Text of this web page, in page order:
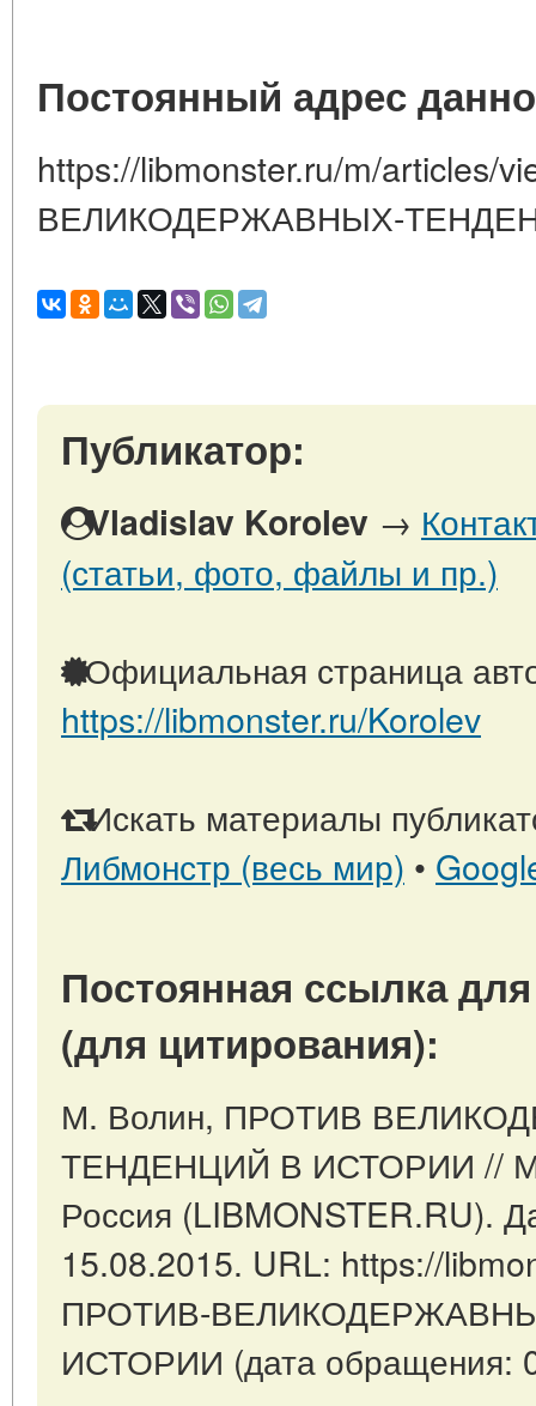
Постоянный адрес
https://libmonster.ru/m/articles/
ВЕЛИКОДЕРЖАВНЫХ-
Публикатор:
Vladislav Korolev →
(статьи, фото, файлы и пр.)
Официальная страница
https://libmonster.ru/Korolev
Искать материалы
Либмонстр (весь мир) •
Постоянная ссылка
(для цитирования):
М. Волин, ПРОТИВ
ТЕНДЕНЦИЙ В ИСТОРИИ //
Россия (LIBMONSTER.RU).
15.08.2015. URL: https://
ПРОТИВ-
ИСТОРИИ (дата обращения: